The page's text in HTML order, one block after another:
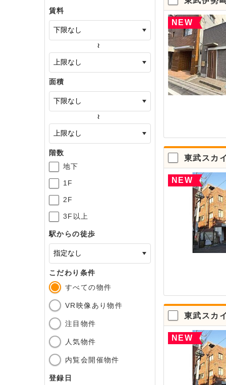
賃料
～
面積
～
階数
地下
1F
2F
3F以上
駅からの徒歩
こだわり条件
すべての物件
VR映像あり物件
注目物件
人気物件
内覧会開催物件
登録日
NEW
東武スカ
NEW
東武スカ
NEW